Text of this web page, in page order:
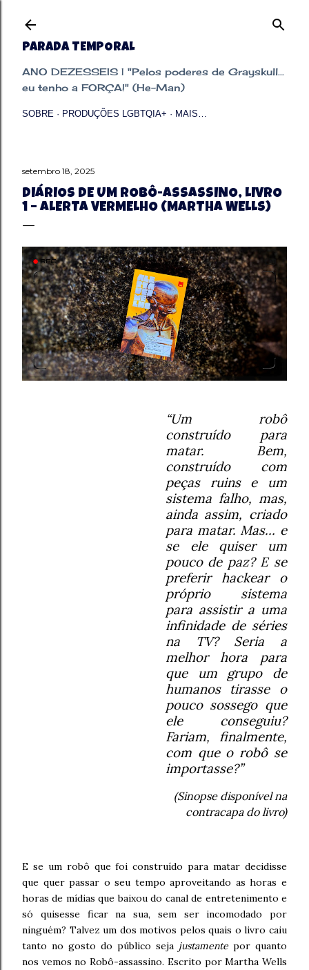
PARADA TEMPORAL
ANO DEZESSEIS | "Pelos poderes de Grayskull...
eu tenho a FORÇA!" (He-Man)
SOBRE PRODUÇÕES LGBTQIA+ MAIS…
setembro 18, 2025
DIÁRIOS DE UM ROBÔ-ASSASSINO, LIVRO
1 – ALERTA VERMELHO (MARTHA WELLS)
“Um robô
construído para
matar. Bem,
construído com
peças ruins e um
sistema falho, mas,
ainda assim, criado
para matar. Mas… e
se ele quiser um
pouco de paz? E se
preferir hackear o
próprio sistema
para assistir a uma
infinidade de séries
na TV? Seria a
melhor hora para
que um grupo de
humanos tirasse o
pouco sossego que
ele conseguiu?
Fariam, finalmente,
com que o robô se
importasse?”
(Sinopse disponível na
contracapa do livro)
E se um robô que foi construído para matar decidisse
que quer passar o seu tempo aproveitando as horas e
horas de mídias que baixou do canal de entretenimento e
só quisesse ficar na sua, sem ser incomodado por
ninguém? Talvez um dos motivos pelos quais o livro caiu
tanto no gosto do público seja justamente por quanto
nos vemos no Robô-assassino. Escrito por Martha Wells